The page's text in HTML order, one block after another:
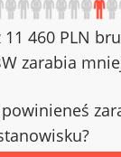
11 460 PLN
zarabia